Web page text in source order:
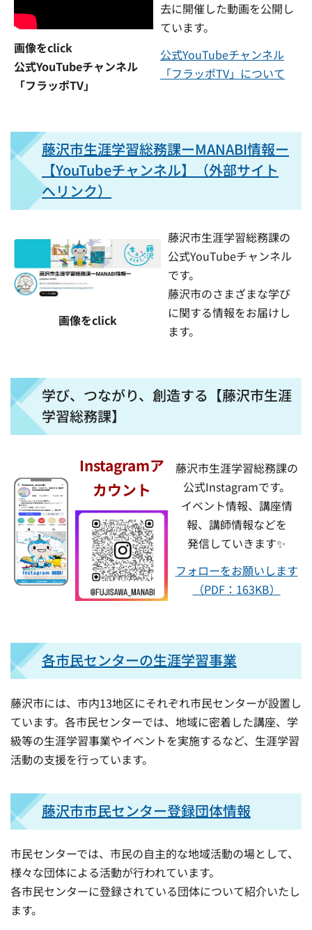
画像をclick
公式YouTubeチャンネル
「フラッポTV」
去に開催した動画を公開し
ています。
公式YouTubeチャンネル
「フラッポTV」について
藤沢市生涯学習総務課ーMANABI情報ー
【YouTubeチャンネル】（外部サイト
へリンク）
画像をclick
藤沢市生涯学習総務課の
公式YouTubeチャンネル
です。
藤沢市のさまざまな学び
に関する情報をお届けし
ます。
学び、つながり、創造する【藤沢市生涯
学習総務課】
Instagramア
カウント
藤沢市生涯学習総務課の
公式Instagramです。
イベント情報、講座情
報、講師情報などを
発信していきます✨
フォローをお願いします
（PDF：163KB）
各市民センターの生涯学習事業
藤沢市には、市内13地区にそれぞれ市民センターが設置し
ています。各市民センターでは、地域に密着した講座、学
級等の生涯学習事業やイベントを実施するなど、生涯学習
活動の支援を行っています。
藤沢市市民センター登録団体情報
市民センターでは、市民の自主的な地域活動の場として、
様々な団体による活動が行われています。
各市民センターに登録されている団体について紹介いたし
ます。